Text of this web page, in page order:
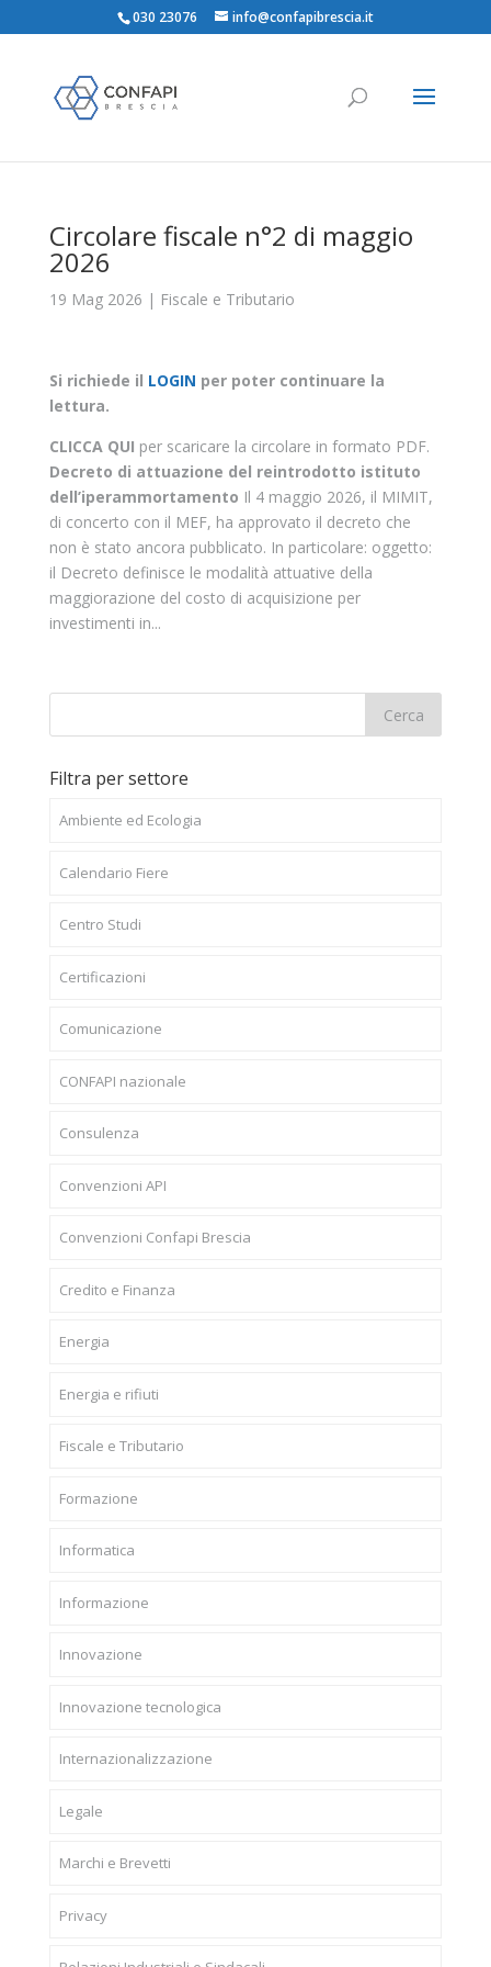
030 23076 info@confapibrescia.it
Circolare fiscale n°2 di maggio
2026
19 Mag 2026 | Fiscale e Tributario
Si richiede il LOGIN per poter continuare la
lettura.
CLICCA QUI per scaricare la circolare in formato PDF.
Decreto di attuazione del reintrodotto istituto
dell’iperammortamento Il 4 maggio 2026, il MIMIT,
di concerto con il MEF, ha approvato il decreto che
non è stato ancora pubblicato. In particolare: oggetto:
il Decreto definisce le modalità attuative della
maggiorazione del costo di acquisizione per
investimenti in...
Filtra per settore
Ambiente ed Ecologia
Calendario Fiere
Centro Studi
Certificazioni
Comunicazione
CONFAPI nazionale
Consulenza
Convenzioni API
Convenzioni Confapi Brescia
Credito e Finanza
Energia
Energia e rifiuti
Fiscale e Tributario
Formazione
Informatica
Informazione
Innovazione
Innovazione tecnologica
Internazionalizzazione
Legale
Marchi e Brevetti
Privacy